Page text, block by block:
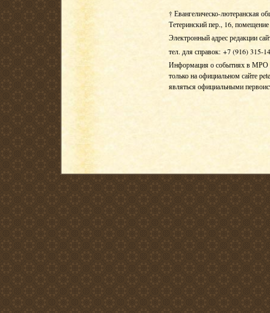
† Евангелическо-лютеранская
Тетеринский пер., 16,
Электронный адрес редакции
тел. для справок: +7 (916) 315-
Информация о событиях в МРО
только на официальном сайте
являться официальными